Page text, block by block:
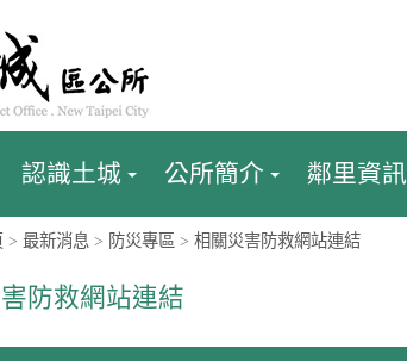
認識土城 公所簡介 鄰里資訊
> 最新消息 > 防災專區 > 相關災害防救網站連結
防救網站連結